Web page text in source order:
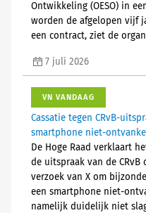
Ontwikkeling (OESO) in
worden de afgelopen vijf
een contract, ziet de
7 juli 2026
VN VANDAAG
Cassatie tegen CRvB-
smartphone niet-
De Hoge Raad verklaart
de uitspraak van de
verzoek van X om
een smartphone niet-
namelijk duidelijk niet